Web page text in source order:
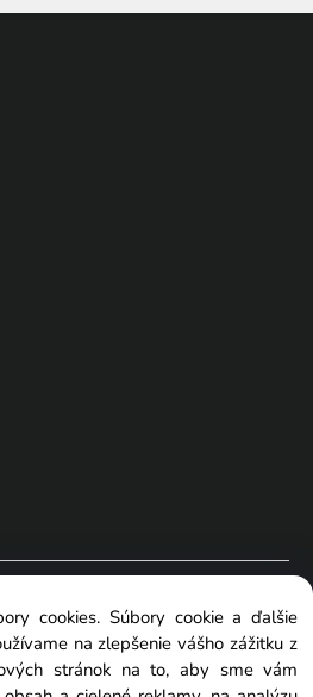
cookies. Súbory cookie a ďalšie
na zlepšenie vášho zážitku z
stránok na to, aby sme vám